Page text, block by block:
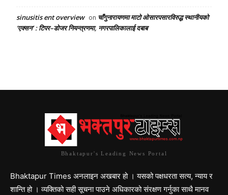
sinusitis ent overview on चाँगुनारायणमा माटो ओसारपसारविरुद्ध स्थानीयको
‘एक्सन’ : टिपर–डोजर नियन्त्रणमा, नगरपालिकालाई दबाब
Bhaktapur's Leading News Portal
Bhaktapur Times अनलाइन अखबार हो । यसको पक्षधरता सत्य, न्याय र
शान्ति हो । व्यक्तिको सही सूचना पाउने अधिकारको संरक्षण गर्नुका साथै मानव